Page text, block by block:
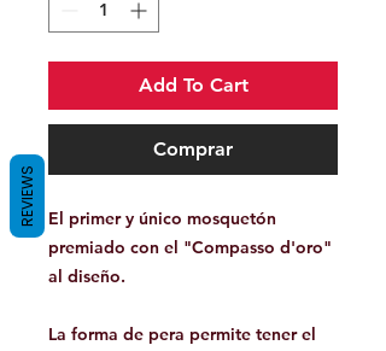
Add To Cart
Comprar
El primer y único mosquetón
premiado con el "Compasso d'oro"
al diseño.
La forma de pera permite tener el
REVIEWS